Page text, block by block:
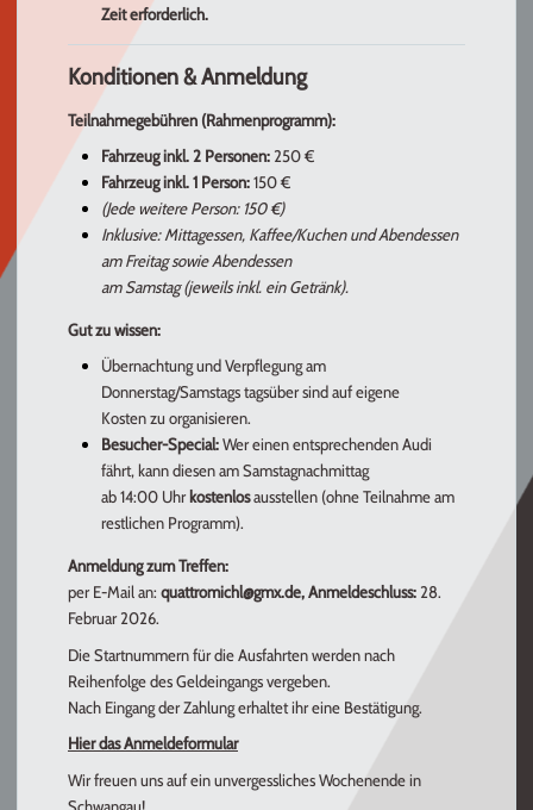
Zeit erforderlich.
Konditionen & Anmeldung
Teilnahmegebühren (Rahmenprogramm):
Fahrzeug inkl. 2 Personen: 250 €
Fahrzeug inkl. 1 Person:150 €
(Jede weitere Person: 150 €)
Inklusive: Mittagessen, Kaffee/Kuchen und Abendessen
am Freitag sowie Abendessen
am Samstag (jeweils inkl. ein Getränk).
Gut zu wissen:
Übernachtung und Verpflegung am
Donnerstag/Samstags tagsüber sind auf eigene
Kosten zu organisieren.
Besucher-Special:Wer einen entsprechenden Audi
fährt, kann diesen am Samstagnachmittag
ab 14:00 Uhr kostenlosausstellen (ohne Teilnahme am
restlichen Programm).
Anmeldung zum Treffen:
per E-Mail an: quattromichl@gmx.de,Anmeldeschluss: 28.
Februar 2026.
Die Startnummern für die Ausfahrten werden nach
Reihenfolge des Geldeingangs vergeben.
Nach Eingang der Zahlung erhaltet ihr eine Bestätigung.
Hier das Anmeldeformular
Wir freuen uns auf ein unvergessliches Wochenende in